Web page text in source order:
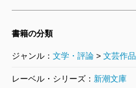
書籍の分類
ジャンル： 文学・評論 > 文芸作品
レーベル・シリーズ： 新潮文庫